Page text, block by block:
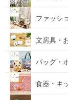
ファッシ
文房具・
バッグ・
食器・キ